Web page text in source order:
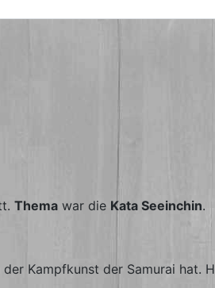
Thema war die Kata Seeinchin.
Kampfkunst der Samurai hat.